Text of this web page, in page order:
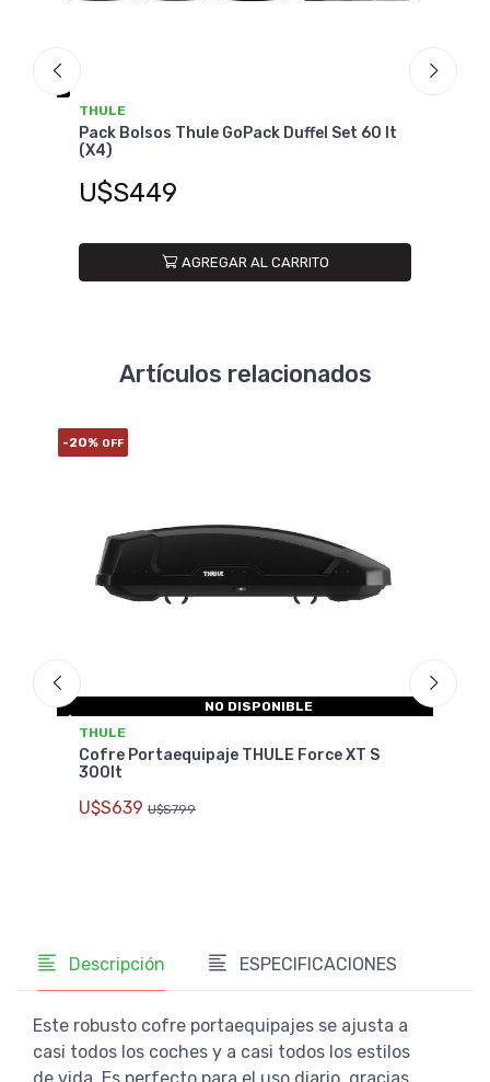
THULE
Pack Bolsos Thule GoPack Duffel Set 60 lt
(X4)
U$S449
AGREGAR AL CARRITO
Artículos relacionados
-20% OFF
NO DISPONIBLE
THULE
Cofre Portaequipaje THULE Force XT S
300lt
U$S639 U$S799
Descripción ESPECIFICACIONES
Este robusto cofre portaequipajes se ajusta a
casi todos los coches y a casi todos los estilos